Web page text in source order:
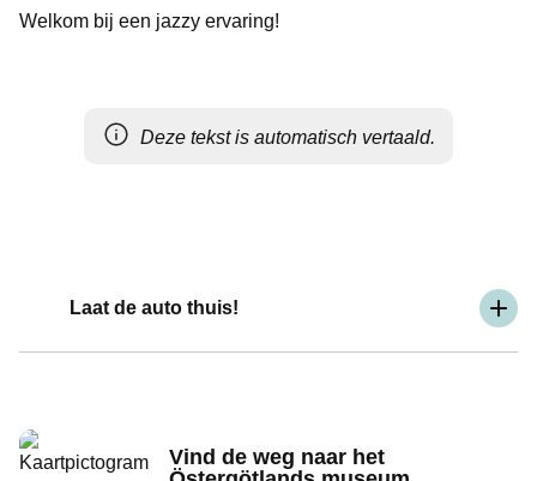
Welkom bij een jazzy ervaring!
Deze tekst is automatisch vertaald.
Laat de auto thuis!
Vind de weg naar het